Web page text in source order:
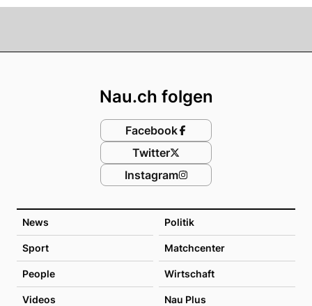
News Politik
Sport Matchcenter
People Wirtschaft
Videos Nau Plus
Nau.ch folgen
Facebook
Twitter
Instagram